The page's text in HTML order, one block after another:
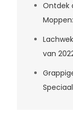
Ontdek
van